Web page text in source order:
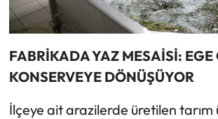
FABRİKADA YAZ MESAİSİ: EGE
KONSERVEYE DÖNÜŞÜYOR
İlçeye ait arazilerde üretilen tarım